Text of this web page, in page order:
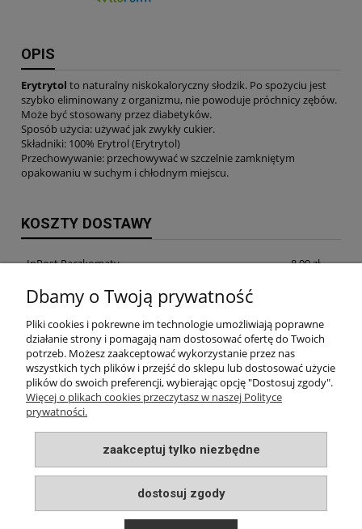
OPIS
Erytrytol to naturalny niskokaloryczny słodzik. Po spożyciu jest
szybko eliminowany z organizmu, nie powoduje próchnicy zębów.
Może być stosowany przez diabetyków.
Sposób użycia: używać jak zwykły cukier.
Składniki: 100% Erytrol (Erytrytol)
Przechowywanie: przechowywać w szczelnie zamkniętym
opakowaniu w suchym i chłodnym miejscu.
KOSZTY DOSTAWY
InPost Paczkomaty 8,99 zł
InPost Kurier
odbiór osobisty w siedzibie firmy 0,00 zł
INFORMACJE
PŁATNOŚCI I DOSTAWA
O NAS
Dbamy o Twoją prywatność
Pliki cookies i pokrewne im technologie umożliwiają poprawne
działanie strony i pomagają nam dostosować ofertę do Twoich
potrzeb. Możesz zaakceptować wykorzystanie przez nas
wszystkich tych plików i przejść do sklepu lub dostosować użycie
plików do swoich preferencji, wybierając opcję "Dostosuj zgody".
Więcej o plikach cookies przeczytasz w naszej Polityce
prywatności.
zaakceptuj tylko niezbędne
dostosuj zgody